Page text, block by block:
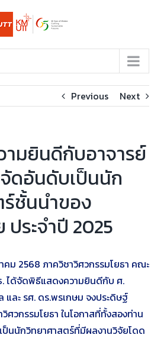
Previous Next
มยินดีกับอาจารย์
ดอันดับเป็นนัก
ชั้นนำของ
ประจำปี 2025
คม 2568 ภาควิชาวิศวกรรมโยธา คณะ
ได้จัดพิธีแสดงความยินดีกับ ศ.
ละ รศ. ดร.พรเกษม จงประดิษฐ์
วิศวกรรมโยธา ในโอกาสที่ทั้งสองท่าน
ป็นนักวิทยาศาสตร์ที่มีผลงานวิจัยโดด